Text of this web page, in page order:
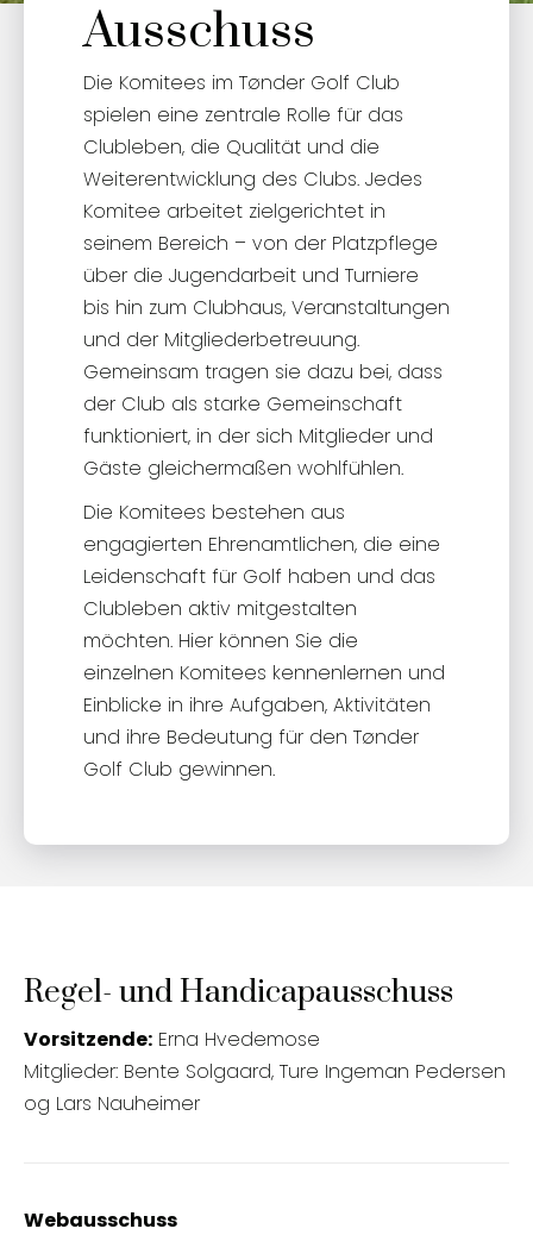
Ausschuss
Die Komitees im Tønder Golf Club
spielen eine zentrale Rolle für das
Clubleben, die Qualität und die
Weiterentwicklung des Clubs. Jedes
Komitee arbeitet zielgerichtet in
seinem Bereich – von der Platzpflege
über die Jugendarbeit und Turniere
bis hin zum Clubhaus, Veranstaltungen
und der Mitgliederbetreuung.
Gemeinsam tragen sie dazu bei, dass
der Club als starke Gemeinschaft
funktioniert, in der sich Mitglieder und
Gäste gleichermaßen wohlfühlen.
Die Komitees bestehen aus
engagierten Ehrenamtlichen, die eine
Leidenschaft für Golf haben und das
Clubleben aktiv mitgestalten
möchten. Hier können Sie die
einzelnen Komitees kennenlernen und
Einblicke in ihre Aufgaben, Aktivitäten
und ihre Bedeutung für den Tønder
Golf Club gewinnen.
Regel- und Handicapausschuss
Vorsitzende: Erna Hvedemose
Mitglieder: Bente Solgaard, Ture Ingeman Pedersen
og Lars Nauheimer
Webausschuss